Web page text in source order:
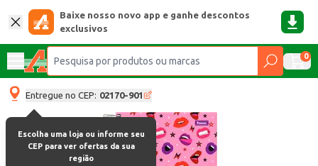
Baixe nosso novo app e ganhe descontos
exclusivos
0
Entregue no CEP: 02170-901
Escolha uma loja ou informe seu
CEP para ver ofertas da sua
região